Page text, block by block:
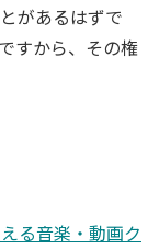
があるはずで
すから、その権
る音楽・動画ク